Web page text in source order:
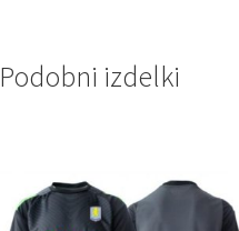
Podobni izdelki